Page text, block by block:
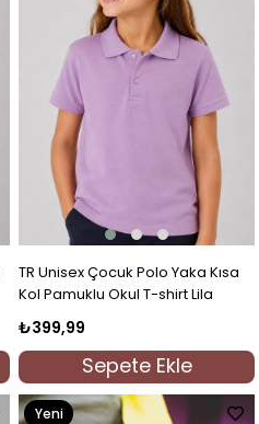
TR Unisex Çocuk Polo Yaka Kısa
Kol Pamuklu Okul T-shirt Lila
₺399,99
Sepete Ekle
Yeni